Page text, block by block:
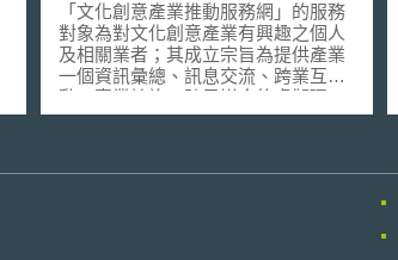
「文化創意產業推動服務網」的服務
對象為對文化創意產業有興趣之個人
及相關業者；其成立宗旨為提供產業
一個資訊彙總、訊息交流、跨業互
動、專業諮詢、跨界媒合的虛擬環
境，希望形成產業群聚，共創集體智